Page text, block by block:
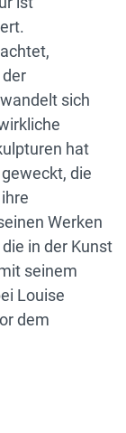
sich
hat
die
Werken
in der Kunst
seinem
Louise
dem